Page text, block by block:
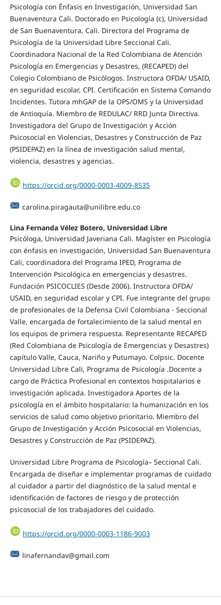
Psicología con Énfasis en Investigación, Universidad San
Buenaventura Cali. Doctorado en Psicología (c), Universidad
de San Buenaventura, Cali. Directora del Programa de
Psicología de la Universidad Libre Seccional Cali.
Coordinadora Nacional de la Red Colombiana de Atención
Psicología en Emergencias y Desastres, (RECAPED) del
Colegio Colombiano de Psicólogos. Instructora OFDA/ USAID,
en seguridad escolar, CPI. Certificación en Sistema Comando
Incidentes. Tutora mhGAP de la OPS/OMS y la Universidad
de Antioquía. Miembro de REDULAC/ RRD Junta Directiva.
Investigadora del Grupo de Investigación y Acción
Psicosocial en Violencias, Desastres y Construcción de Paz
(PSIDEPAZ) en la línea de investigación salud mental,
violencia, desastres y agencias.
https://orcid.org/0000-0003-4009-8535
carolina.piragauta@unilibre.edu.co
Lina Fernanda Vélez Botero, Universidad Libre
Psicóloga, Universidad Javeriana Cali. Magíster en Psicología
con énfasis en investigación, Universidad San Buenaventura
Cali, coordinadora del Programa IPED, Programa de
Intervención Psicológica en emergencias y desastres.
Fundación PSICOCLIES (Desde 2006). Instructora OFDA/
USAID, en seguridad escolar y CPI. Fue integrante del grupo
de profesionales de la Defensa Civil Colombiana - Seccional
Valle, encargada de fortalecimiento de la salud mental en
los equipos de primera respuesta. Representante RECAPED
(Red Colombiana de Psicología de Emergencias y Desastres)
capítulo Valle, Cauca, Nariño y Putumayo. Colpsic. Docente
Universidad Libre Cali, Programa de Psicología .Docente a
cargo de Práctica Profesional en contextos hospitalarios e
investigación aplicada. Investigadora Aportes de la
psicología en el ámbito hospitalario: la humanización en los
servicios de salud como objetivo prioritario. Miembro del
Grupo de Investigación y Acción Psicosocial en Violencias,
Desastres y Construcción de Paz (PSIDEPAZ).
Universidad Libre Programa de Psicología– Seccional Cali.
Encargada de diseñar e implementar programas de cuidado
al cuidador a partir del diagnóstico de la salud mental e
identificación de factores de riesgo y de protección
psicosocial de los trabajadores del cuidado.
https://orcid.org/0000-0003-1186-9003
linafernandav@gmail.com